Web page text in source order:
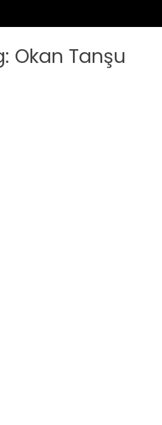
Okan Tanşu